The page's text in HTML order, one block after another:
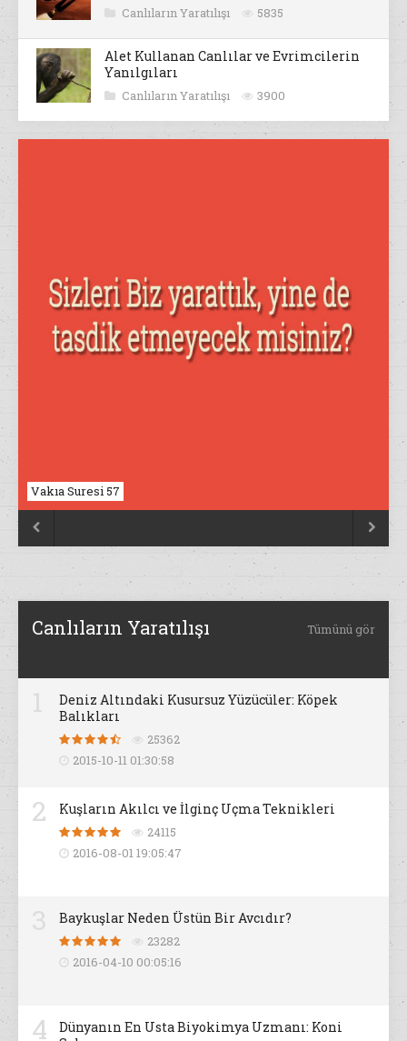
Canlıların Yaratılışı 5835
Alet Kullanan Canlılar ve Evrimcilerin
Yanılgıları
Canlıların Yaratılışı 3900
Nahl Suresi 17
 
Canlıların Yaratılışı Tümünü gör
Deniz Altındaki Kusursuz Yüzücüler: Köpek
Balıkları
25362
2015-10-11 01:30:58
2 Kuşların Akılcı ve İlginç Uçma Teknikleri
24115
2016-08-01 19:05:47
Baykuşlar Neden Üstün Bir Avcıdır?
23282
2016-04-10 00:05:16
4
Dünyanın En Usta Biyokimya Uzmanı: Koni